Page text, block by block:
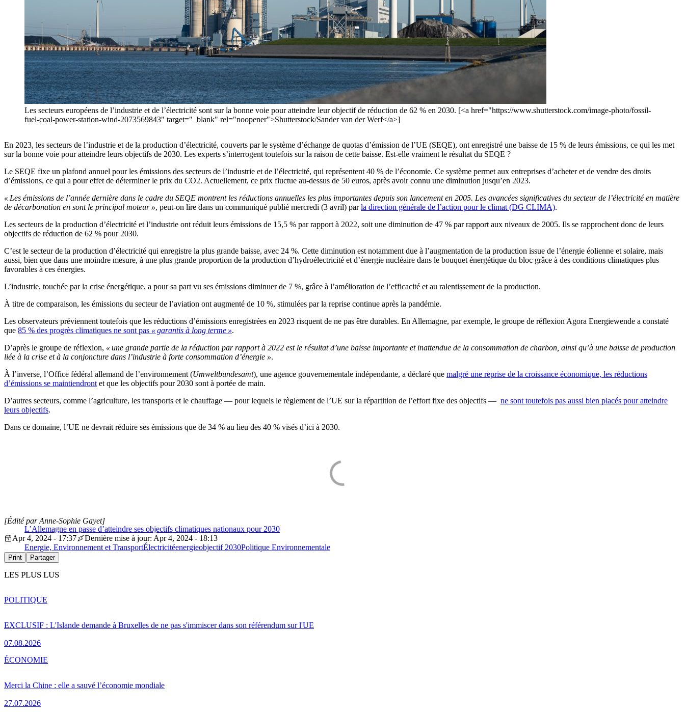
Les secteurs européens de l’industrie et de l’électricité sont sur la bonne voie pour atteindre leur objectif de réduction de 62 % en 2030. [<a href="https://www.shutterstock.com/image-photo/fossil-
fuel-coal-power-station-wind-2073569843" target="_blank" rel="noopener">Shutterstock/Sander van der Werf</a>]
En 2023, les secteurs de l’industrie et de la production d’électricité, couverts par le système d’échange de quotas d’émission de l’UE (SEQE), ont enregistré une baisse de 15 % de leurs émissions, ce qui les met
sur la bonne voie pour atteindre leurs objectifs de 2030. Les experts s’interrogent toutefois sur la raison de cette baisse. Est-elle vraiment le résultat du SEQE ?
Le SEQE fixe un plafond annuel pour les émissions des secteurs de l’industrie et de l’électricité, qui représentent 40 % de l’économie. Ce système permet aux entreprises d’acheter et de vendre des droits
d’émissions, ce qui a pour effet de déterminer le prix du CO2. Actuellement, ce prix fluctue au-dessus de 50 euros, après avoir connu une diminution jusqu’en 2023.
« Les émissions de l’année dernière dans le cadre du SEQE montrent les réductions annuelles les plus importantes depuis son lancement en 2005. Les avancées significatives du secteur de l’électricité en matière
de décarbonation en sont le principal moteur », peut-on lire dans un communiqué publié mercredi (3 avril) parla direction générale de l’action pour le climat (DG CLIMA).
Les secteurs de la production d’électricité et l’industrie ont réduit leurs émissions de 15,5 % par rapport à 2022, soit une diminution de 47 % par rapport aux niveaux de 2005. Ils se rapprochent donc de leurs
objectifs de réduction de 62 % pour 2030.
C’est le secteur de la production d’électricité qui enregistre la plus grande baisse, avec 24 %. Cette diminution est notamment due à l’augmentation de la production issue de l’énergie éolienne et solaire, mais
aussi, bien que dans une moindre mesure, à une plus grande proportion de la production d’hydroélectricité et d’énergie nucléaire dans le bouquet énergétique du bloc grâce à des conditions climatiques plus
favorables à ces énergies.
L’industrie, touchée par la crise énergétique, a pour sa part vu ses émissions diminuer de 7 %, grâce à l’amélioration de l’efficacité et au ralentissement de la production.
À titre de comparaison, les émissions du secteur de l’aviation ont augmenté de 10 %, stimulées par la reprise continue après la pandémie.
Les observateurs préviennent toutefois que les réductions d’émissions enregistrées en 2023 risquent de ne pas être durables. En Allemagne, par exemple, le groupe de réflexion Agora Energiewende a constaté
que 85 % des progrès climatiques ne sont pas « garantis à long terme ».
D’après le groupe de réflexion, « une grande partie de la réduction par rapport à 2022 est le résultat d’une baisse importante et inattendue de la consommation de charbon, ainsi qu’à une baisse de production
liée à la crise et à la conjoncture dans l’industrie à forte consommation d’énergie ».
À l’inverse, l’Office fédéral allemand de l’environnement (Umweltbundesamt), une agence gouvernementale indépendante, a déclaré que malgré une reprise de la croissance économique, les réductions
d’émissions se maintiendront et que les objectifs pour 2030 sont à portée de main.
D’autres secteurs, comme l’agriculture, les transports et le chauffage — pour lequels le règlement de l’UE sur la répartition de l’effort fixe des objectifs — ne sont toutefois pas aussi bien placés pour atteindre
leurs objectifs.
Dans ce domaine, l’UE ne devrait réduire ses émissions que de 34 % au lieu des 40 % visés d’ici à 2030.
L’Allemagne en passe d’atteindre ses objectifs climatiques nationaux pour 2030
[Édité par Anne-Sophie Gayet]
Apr 4, 2024 - 17:37
Dernière mise à jour: Apr 4, 2024 - 18:13
Energie, Environnement et TransportÉlectricitéenergieobjectif 2030Politique Environnementale
Print Partager
LES PLUS LUS
EXCLUSIF : L'Islande demande à Bruxelles de ne pas s'immiscer dans son référendum sur l'UE
07.08.2026
POLITIQUE
Merci la Chine : elle a sauvé l’économie mondiale
27.07.2026
ÉCONOMIE